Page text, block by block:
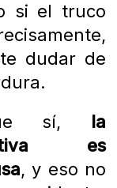
si el truco
dudar de
sí,
la
es
, y eso no